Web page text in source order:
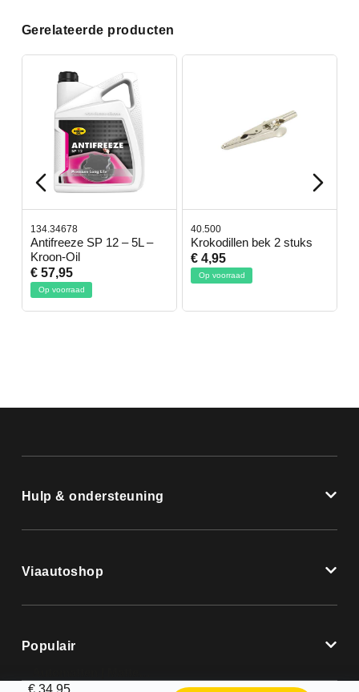
Gerelateerde producten
134.34678
Antifreeze SP 12 – 5L –
Kroon-Oil
€ 57,95
Op voorraad
40.500
Krokodillen bek 2 stuks
€ 4,95
Op voorraad
Hulp & ondersteuning
Viaautoshop
Populair
€ 34,95